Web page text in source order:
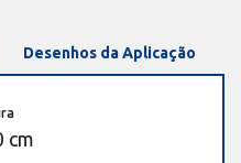
Desenhos da Aplicação
cm